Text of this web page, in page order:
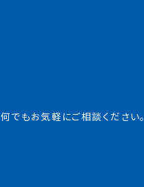
何でもお気軽にご相談ください。